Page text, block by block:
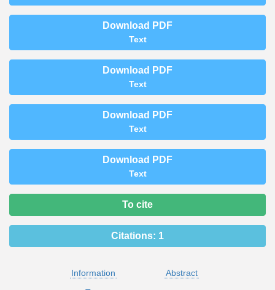
Download PDF
Text
Download PDF
Text
Download PDF
Text
Download PDF
Text
To cite
Citations: 1
Information
Abstract